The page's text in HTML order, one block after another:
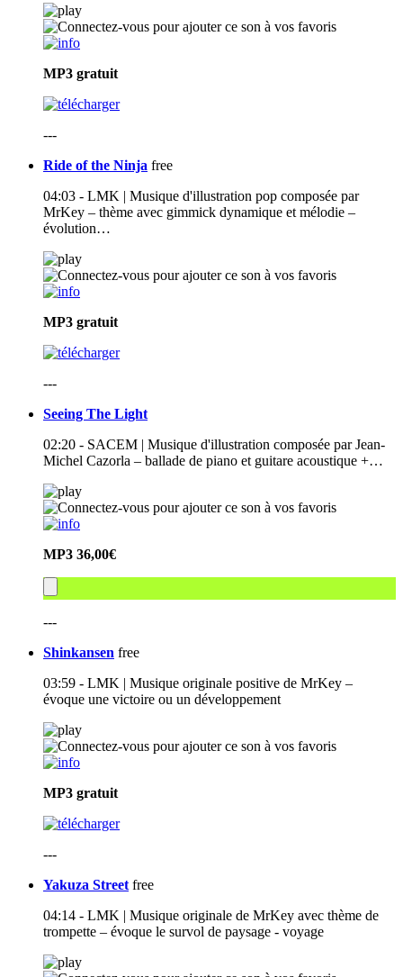
MP3 gratuit
---
Ride of the Ninja free
04:03 - LMK | Musique d'illustration pop composée par
MrKey – thème avec gimmick dynamique et mélodie –
évolution…
MP3 gratuit
---
Seeing The Light
02:20 - SACEM | Musique d'illustration composée par Jean-
Michel Cazorla – ballade de piano et guitare acoustique +…
MP3 36,00€
---
Shinkansen free
03:59 - LMK | Musique originale positive de MrKey –
évoque une victoire ou un développement
MP3 gratuit
---
Yakuza Street free
04:14 - LMK | Musique originale de MrKey avec thème de
trompette – évoque le survol de paysage - voyage